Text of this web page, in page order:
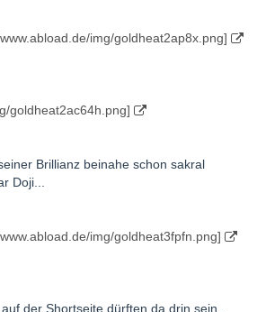
img/goldheat2ap8x.png]
goldheat2ac64h.png]
Brillianz beinahe schon sakral
Doji...
img/goldheat3fpfn.png]
der Shortseite dürften da drin sein ,